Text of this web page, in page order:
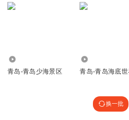
青岛-青岛少海景区 青岛-青岛海底世
换一批